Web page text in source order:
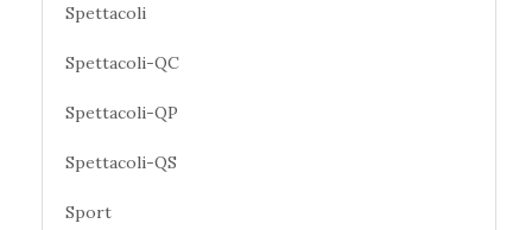
Spettacoli
Spettacoli-QC
Spettacoli-QP
Spettacoli-QS
Sport